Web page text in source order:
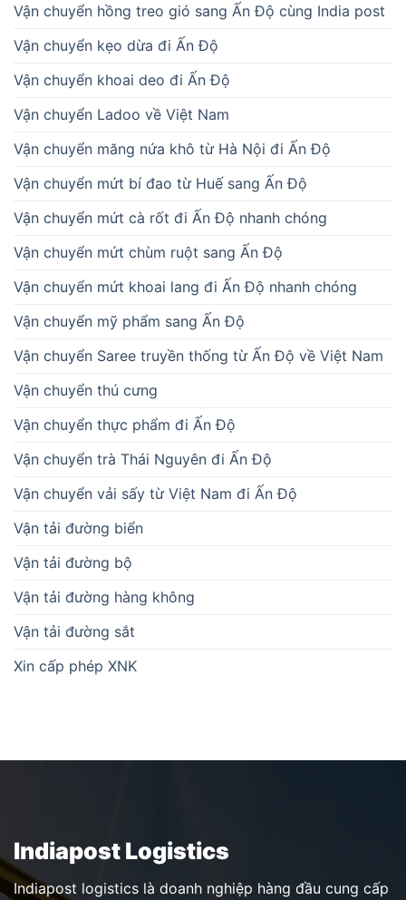
Vận chuyển hồng treo gió sang Ấn Độ cùng India post
Vận chuyển kẹo dừa đi Ấn Độ
Vận chuyển khoai deo đi Ấn Độ
Vận chuyển Ladoo về Việt Nam
Vận chuyển măng nứa khô từ Hà Nội đi Ấn Độ
Vận chuyển mứt bí đao từ Huế sang Ấn Độ
Vận chuyển mứt cà rốt đi Ấn Độ nhanh chóng
Vận chuyển mứt chùm ruột sang Ấn Độ
Vận chuyển mứt khoai lang đi Ấn Độ nhanh chóng
Vận chuyển mỹ phẩm sang Ấn Độ
Vận chuyển Saree truyền thống từ Ấn Độ về Việt Nam
Vận chuyển thú cưng
Vận chuyển thực phẩm đi Ấn Độ
Vận chuyển trà Thái Nguyên đi Ấn Độ
Vận chuyển vải sấy từ Việt Nam đi Ấn Độ
Vận tải đường biển
Vận tải đường bộ
Vận tải đường hàng không
Vận tải đường sắt
Xin cấp phép XNK
Indiapost Logistics
Indiapost logistics là doanh nghiệp hàng đầu cung cấp